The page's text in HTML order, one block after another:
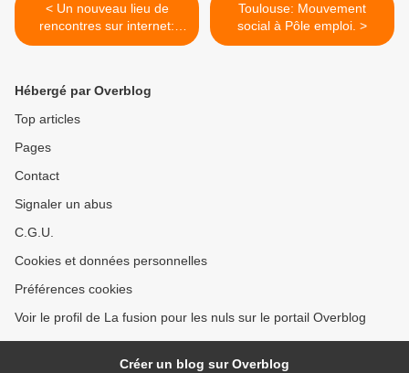
< Un nouveau lieu de
rencontres sur internet:
Pôle emploi
Toulouse: Mouvement
social à Pôle emploi. >
Hébergé par Overblog
Top articles
Pages
Contact
Signaler un abus
C.G.U.
Cookies et données personnelles
Préférences cookies
Voir le profil de La fusion pour les nuls sur le portail Overblog
Créer un blog sur Overblog